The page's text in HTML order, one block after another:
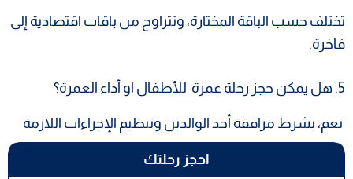
احجز رحلتك
تختلف حسب الباقة المختارة، وتتراوح من باقات اقتصادية إلى
فاخرة.
5. هل يمكن حجز رحلة عمرة للأطفال او أداء العمرة؟
نعم، بشرط مرافقة أحد الوالدين وتنظيم الإجراءات اللازمة